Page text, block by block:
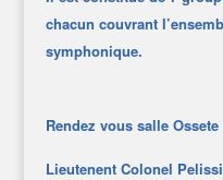
chacun couvrant
symphonique.
Rendez vous salle
Lieutenent Colonel